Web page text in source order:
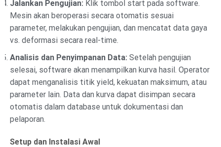
Jalankan Pengujian: Klik tombol start pada software.
Mesin akan beroperasi secara otomatis sesuai
parameter, melakukan pengujian, dan mencatat data gaya
vs. deformasi secara real-time.
Analisis dan Penyimpanan Data: Setelah pengujian
selesai, software akan menampilkan kurva hasil. Operator
dapat menganalisis titik yield, kekuatan maksimum, atau
parameter lain. Data dan kurva dapat disimpan secara
otomatis dalam database untuk dokumentasi dan
pelaporan.
Setup dan Instalasi Awal